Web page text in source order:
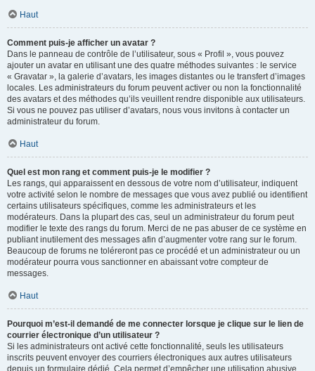
Haut
Comment puis-je afficher un avatar ?
Dans le panneau de contrôle de l’utilisateur, sous « Profil », vous pouvez
ajouter un avatar en utilisant une des quatre méthodes suivantes : le service
« Gravatar », la galerie d’avatars, les images distantes ou le transfert d’images
locales. Les administrateurs du forum peuvent activer ou non la fonctionnalité
des avatars et des méthodes qu’ils veuillent rendre disponible aux utilisateurs.
Si vous ne pouvez pas utiliser d’avatars, nous vous invitons à contacter un
administrateur du forum.
Haut
Quel est mon rang et comment puis-je le modifier ?
Les rangs, qui apparaissent en dessous de votre nom d’utilisateur, indiquent
votre activité selon le nombre de messages que vous avez publié ou identifient
certains utilisateurs spécifiques, comme les administrateurs et les
modérateurs. Dans la plupart des cas, seul un administrateur du forum peut
modifier le texte des rangs du forum. Merci de ne pas abuser de ce système en
publiant inutilement des messages afin d’augmenter votre rang sur le forum.
Beaucoup de forums ne toléreront pas ce procédé et un administrateur ou un
modérateur pourra vous sanctionner en abaissant votre compteur de
messages.
Haut
Pourquoi m’est-il demandé de me connecter lorsque je clique sur le lien de
courrier électronique d’un utilisateur ?
Si les administrateurs ont activé cette fonctionnalité, seuls les utilisateurs
inscrits peuvent envoyer des courriers électroniques aux autres utilisateurs
depuis un formulaire dédié. Cela permet d’empêcher une utilisation abusive